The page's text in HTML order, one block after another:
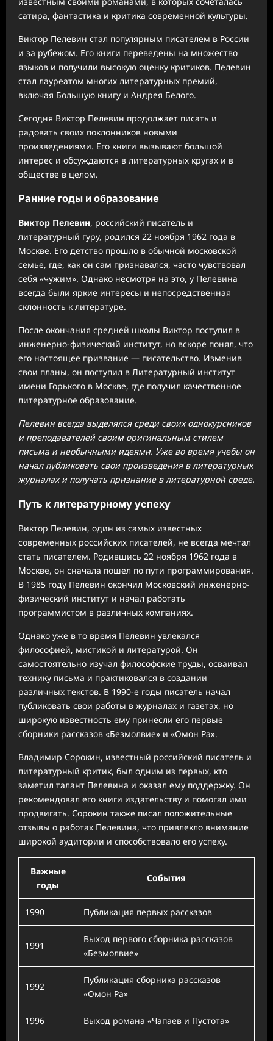
сатира, фантастика и критика современной культуры.
Виктор Пелевин стал популярным писателем в России
и за рубежом. Его книги переведены на множество
языков и получили высокую оценку критиков. Пелевин
стал лауреатом многих литературных премий,
включая Большую книгу и Андрея Белого.
Сегодня Виктор Пелевин продолжает писать и
радовать своих поклонников новыми
произведениями. Его книги вызывают большой
интерес и обсуждаются в литературных кругах и в
обществе в целом.
Ранние годы и образование
Виктор Пелевин, российский писатель и
литературный гуру, родился 22 ноября 1962 года в
Москве. Его детство прошло в обычной московской
семье, где, как он сам признавался, часто чувствовал
себя «чужим». Однако несмотря на это, у Пелевина
всегда были яркие интересы и непосредственная
склонность к литературе.
После окончания средней школы Виктор поступил в
инженерно-физический институт, но вскоре понял, что
его настоящее призвание — писательство. Изменив
свои планы, он поступил в Литературный институт
имени Горького в Москве, где получил качественное
литературное образование.
Пелевин всегда выделялся среди своих однокурсников
и преподавателей своим оригинальным стилем
письма и необычными идеями. Уже во время учебы он
начал публиковать свои произведения в литературных
журналах и получать признание в литературной среде.
Путь к литературному успеху
Виктор Пелевин, один из самых известных
современных российских писателей, не всегда мечтал
стать писателем. Родившись 22 ноября 1962 года в
Москве, он сначала пошел по пути программирования.
В 1985 году Пелевин окончил Московский инженерно-
физический институт и начал работать
программистом в различных компаниях.
Однако уже в то время Пелевин увлекался
философией, мистикой и литературой. Он
самостоятельно изучал философские труды, осваивал
технику письма и практиковался в создании
различных текстов. В 1990-е годы писатель начал
публиковать свои работы в журналах и газетах, но
широкую известность ему принесли его первые
сборники рассказов «Безмолвие» и «Омон Ра».
Владимир Сорокин, известный российский писатель и
литературный критик, был одним из первых, кто
заметил талант Пелевина и оказал ему поддержку. Он
рекомендовал его книги издательству и помогал ими
продвигать. Сорокин также писал положительные
отзывы о работах Пелевина, что привлекло внимание
широкой аудитории и способствовало его успеху.
Важные
годы
События
1990 Публикация первых рассказов
1991
Выход первого сборника рассказов
«Безмолвие»
1992
Публикация сборника рассказов
«Омон Ра»
1996 Выход романа «Чапаев и Пустота»